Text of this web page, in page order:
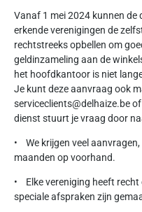
Vanaf 1 mei 2024 kunnen de
erkende verenigingen de
rechtstreeks opbellen om
geldinzameling aan de
het hoofdkantoor is niet
Je kunt deze aanvraag ook
serviceclients@delhaize.be
dienst stuurt je vraag door
• We krijgen veel
maanden op voorhand.
• Elke vereniging heeft recht
speciale afspraken zijn